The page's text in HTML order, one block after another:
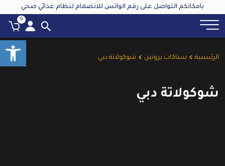
بامكانكم التواصل على رقم الواتس للانضمام لنظام غذائي صحي
0
الرئيسية سناكات بروتين شوكولاتة دبي
شوكولاتة دبي